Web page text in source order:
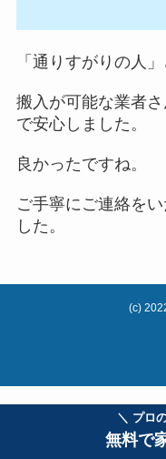
＼ プロ
無料で
「通りすがりの人
搬入が可能な業者
で安心しました。
良かったですね。
ご手寧にご連絡を
した。
(c)